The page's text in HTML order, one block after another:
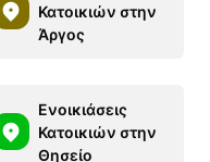
Κατοικιών στην
Άργος
Ενοικιάσεις
Κατοικιών στην
Θησείο